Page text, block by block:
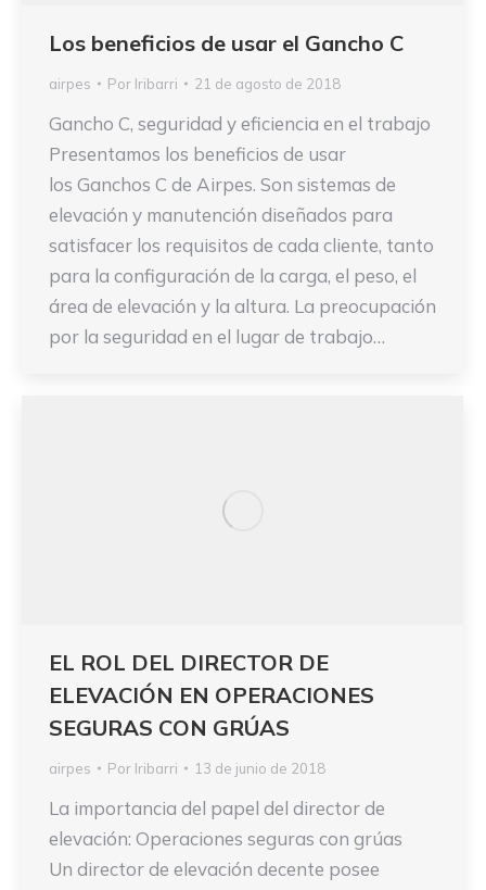
Los beneficios de usar el Gancho C
airpes Por Iribarri 21 de agosto de 2018
Gancho C, seguridad y eficiencia en el trabajo
Presentamos los beneficios de usar
los Ganchos C de Airpes. Son sistemas de
elevación y manutención diseñados para
satisfacer los requisitos de cada cliente, tanto
para la configuración de la carga, el peso, el
área de elevación y la altura. La preocupación
por la seguridad en el lugar de trabajo…
EL ROL DEL DIRECTOR DE
ELEVACIÓN EN OPERACIONES
SEGURAS CON GRÚAS
airpes Por Iribarri 13 de junio de 2018
La importancia del papel del director de
elevación: Operaciones seguras con grúas
Un director de elevación decente posee